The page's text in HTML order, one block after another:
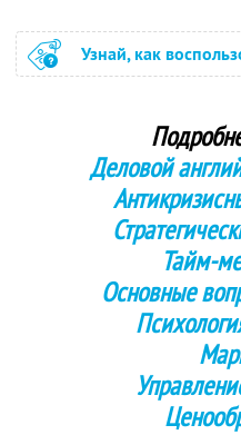
Узнай, как
Деловой
Тайм-
Основные